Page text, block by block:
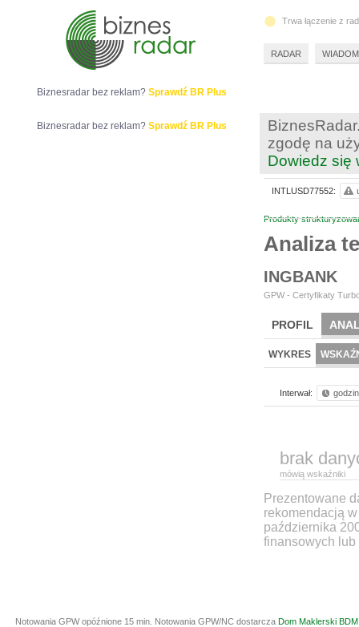
zgodę na
Dowiedz się
Produkty
Analiza
INGBANK
GPW - Certyfikaty
PROFIL
WYKRES
Interwał:
brak
mówią wskaźniki
Prezentowane
rekomendacją
października
finansowych lub
INTLUSD77552:
Biznesradar bez reklam? Sprawdź BR Plus
Biznesradar bez reklam? Sprawdź BR Plus
Trwa łączenie z
RADAR
Notowania GPW opóźnione 15 min. Notowania GPW/NC dostarcza Dom Maklerski